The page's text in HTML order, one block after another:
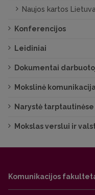
Naujos kartos Lietuva
Konferencijos
Leidiniai
Dokumentai
Mokslinė
Narystė
Mokslas verslui ir
Komunikacijos